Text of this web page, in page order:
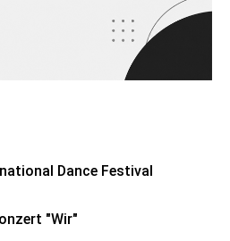
Dance Festival
"Wir"